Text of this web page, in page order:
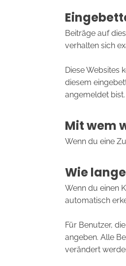
Beiträge auf
verhalten sich
Diese Websites
diesem
angemeldet bist.
Mit wem
Wenn du eine
Wie
Wenn du einen
automatisch
Für Benutzer,
angeben. Alle
verändert